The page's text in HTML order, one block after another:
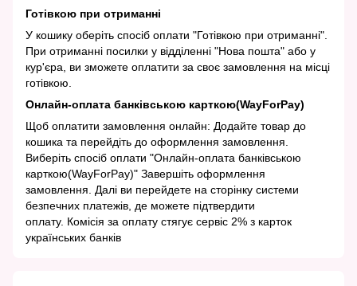
Готівкою при отриманні
У кошику оберіть спосіб оплати "Готівкою при отриманні".
При отриманні посилки у відділенні "Нова пошта" або у
кур'єра, ви зможете оплатити за своє замовлення на місці
готівкою.
Онлайн-оплата банківською карткою(WayForPay)
Щоб оплатити замовлення онлайн: Додайте товар до
кошика та перейдіть до оформлення замовлення.
Виберіть спосіб оплати "Онлайн-оплата банківською
карткою(WayForPay)" Завершіть оформлення
замовлення. Далі ви перейдете на сторінку системи
безпечних платежів, де можете підтвердити
оплату. Комісія за оплату стягує сервіс 2% з карток
українських банків